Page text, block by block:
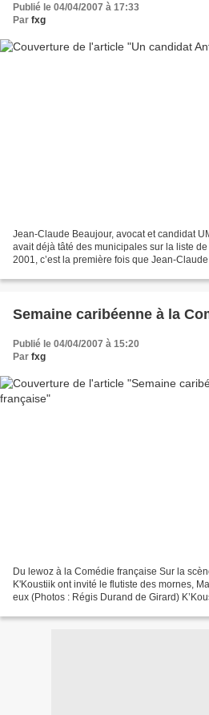
Publié le 04/04/2007 à 17:33
Par fxg
Jean-Claude Beaujour, avocat et candidat
avait déjà tâté des municipales sur la liste
2001, c’est la première fois que Jean-
Semaine caribéenne à la
Publié le 04/04/2007 à 15:20
Par fxg
Du lewoz à la Comédie française Sur la
K'Koustiik ont invité le flutiste des mornes,
eux (Photos : Régis Durand de Girard)